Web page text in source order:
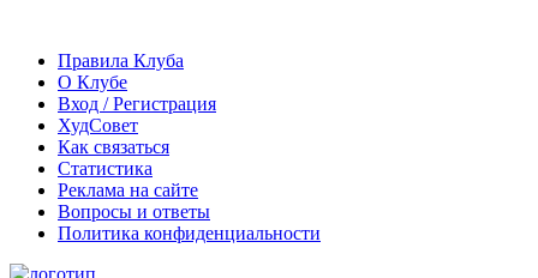
Правила Клуба
О Клубе
Вход / Регистрация
ХудСовет
Как связаться
Статистика
Реклама на сайте
Вопросы и ответы
Политика конфиденциальности